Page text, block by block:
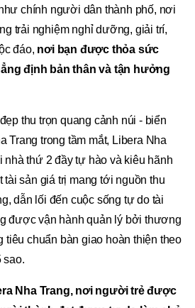
chính người dân thành phố, nơi
trải nghiệm nghỉ dưỡng, giải trí,
đáo, nơi bạn được thỏa sức
định bản thân và tận hưởng
thu trọn quang cảnh núi - biển
Trang trong tầm mắt, Libera Nha
nhà thứ 2 đầy tự hào và kiêu hãnh
tài sản giá trị mang tới nguồn thu
dẫn lối đến cuộc sống tự do tài
được vận hành quản lý bởi thương
tiêu chuẩn bàn giao hoàn thiện theo
sao.
Nha Trang, nơi người trẻđược